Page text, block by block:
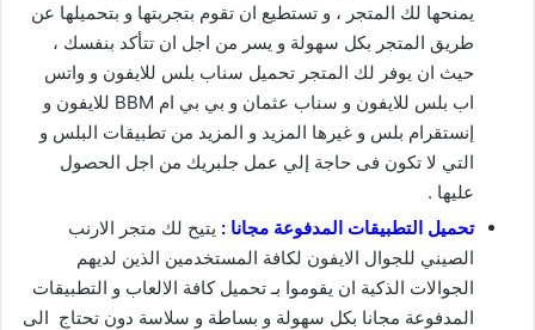
يمنحها لك المتجر ، و تستطيع ان تقوم بتجربتها و بتحميلها عن
طريق المتجر بكل سهولة و يسر من اجل ان تتأكد بنفسك ،
حيث ان يوفر لك المتجر تحميل سناب بلس للايفون و واتس
اب بلس للايفون و سناب عثمان و بي بي ام BBM للايفون و
إنستقرام بلس و غيرها المزيد و المزيد من تطبيقات البلس و
التي لا تكون فى حاجة إلي عمل جلبريك من اجل الحصول
عليها .
تحميل التطبيقات المدفوعة مجانا : يتيح لك متجر الارنب
الصيني للجوال الايفون لكافة المستخدمين الذين لديهم
الجوالات الذكية ان يقوموا بـ تحميل كافة الالعاب و التطبيقات
المدفوعة مجانا بكل سهولة و بساطة و سلاسة دون تحتاج الى